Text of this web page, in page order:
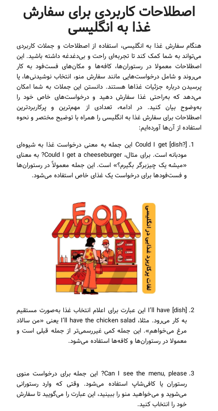
اصطلاحات کاربردی برای سفارش
غذا به انگلیسی
هنگام سفارش غذا به انگلیسی، استفاده از اصطلاحات و جملات کاربردی
می‌تواند به شما کمک کند تا تجربه‌ای راحت و بی‌دغدغه داشته باشید. این
اصطلاحات معمولا در رستوران‌ها، کافه‌ها و مکان‌های فست‌فود به کار
می‌روند و شامل درخواست‌هایی مانند سفارش منو، انتخاب نوشیدنی‌ها، یا
پرسیدن درباره جزئیات غذاها هستند. دانستن این جملات به شما امکان
می‌دهد که به‌راحتی غذا سفارش دهید و درخواست‌های خاص خود را
به‌وضوح بیان کنید. در ادامه، تعدادی از مهم‌ترین و پرکاربردترین
اصطلاحات برای سفارش غذا به انگلیسی را همراه با توضیح مختصر و نحوه
استفاده از آن‌ها آورده‌ایم:
Could I get [dish?] این جمله به معنی درخواست غذا به شیوه‌ای
مودبانه است. برای مثال، Could I get a cheeseburger? به معنای
«میشه یک چیزبرگر بگیرم؟» است. این جمله معمولاً در رستوران‌ها
و فست‌فودها برای درخواست یک غذای خاص استفاده می‌شود.
I’ll have [dish] این عبارت برای اعلام انتخاب غذا به‌صورت مستقیم
به کار می‌رود. مثلا، I’ll have the chicken salad یعنی «من سالاد
مرغ می‌خواهم». این جمله کمی غیررسمی‌تر از جمله قبلی است و
معمولا در رستوران‌ها و کافه‌ها استفاده می‌شود.
Can I see the menu, please? این جمله برای درخواست منوی
رستوران یا کافی‌شاپ استفاده می‌شود. وقتی که وارد رستورانی
می‌شوید و می‌خواهید منو را ببینید، این عبارت را می‌گویید تا سفارش
خود را انتخاب کنید.